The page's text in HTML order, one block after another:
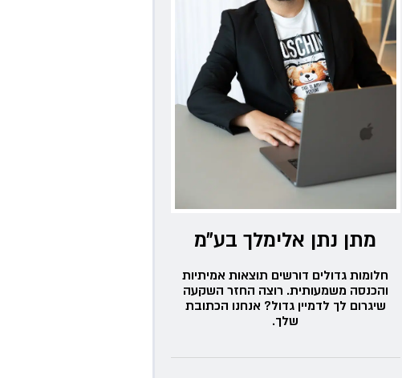
מתן נתן אלימלך בע״מ
חלומות גדולים דורשים תוצאות אמיתיות
והכנסה משמעותית. רוצה החזר השקעה
שיגרום לך לדמיין גדול? אנחנו הכתובת
שלך.